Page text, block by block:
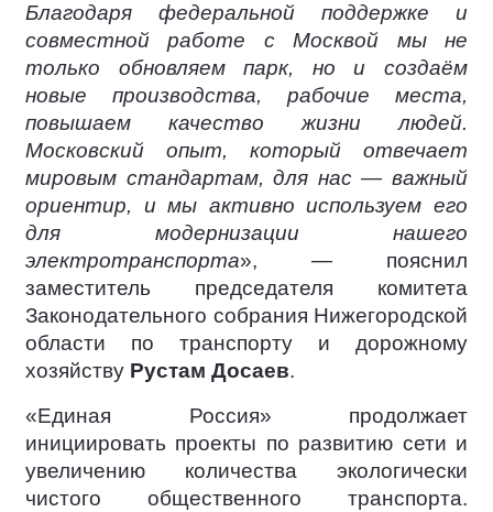
Благодаря федеральной поддержке и
совместной работе с Москвой мы не
только обновляем парк, но и создаём
новые производства, рабочие места,
повышаем качество жизни людей.
Московский опыт, который отвечает
мировым стандартам, для нас — важный
ориентир, и мы активно используем его
для модернизации нашего
электротранспорта», — пояснил
заместитель председателя комитета
Законодательного собрания Нижегородской
области по транспорту и дорожному
хозяйству Рустам Досаев.
«Единая Россия» продолжает
инициировать проекты по развитию сети и
увеличению количества экологически
чистого общественного транспорта.